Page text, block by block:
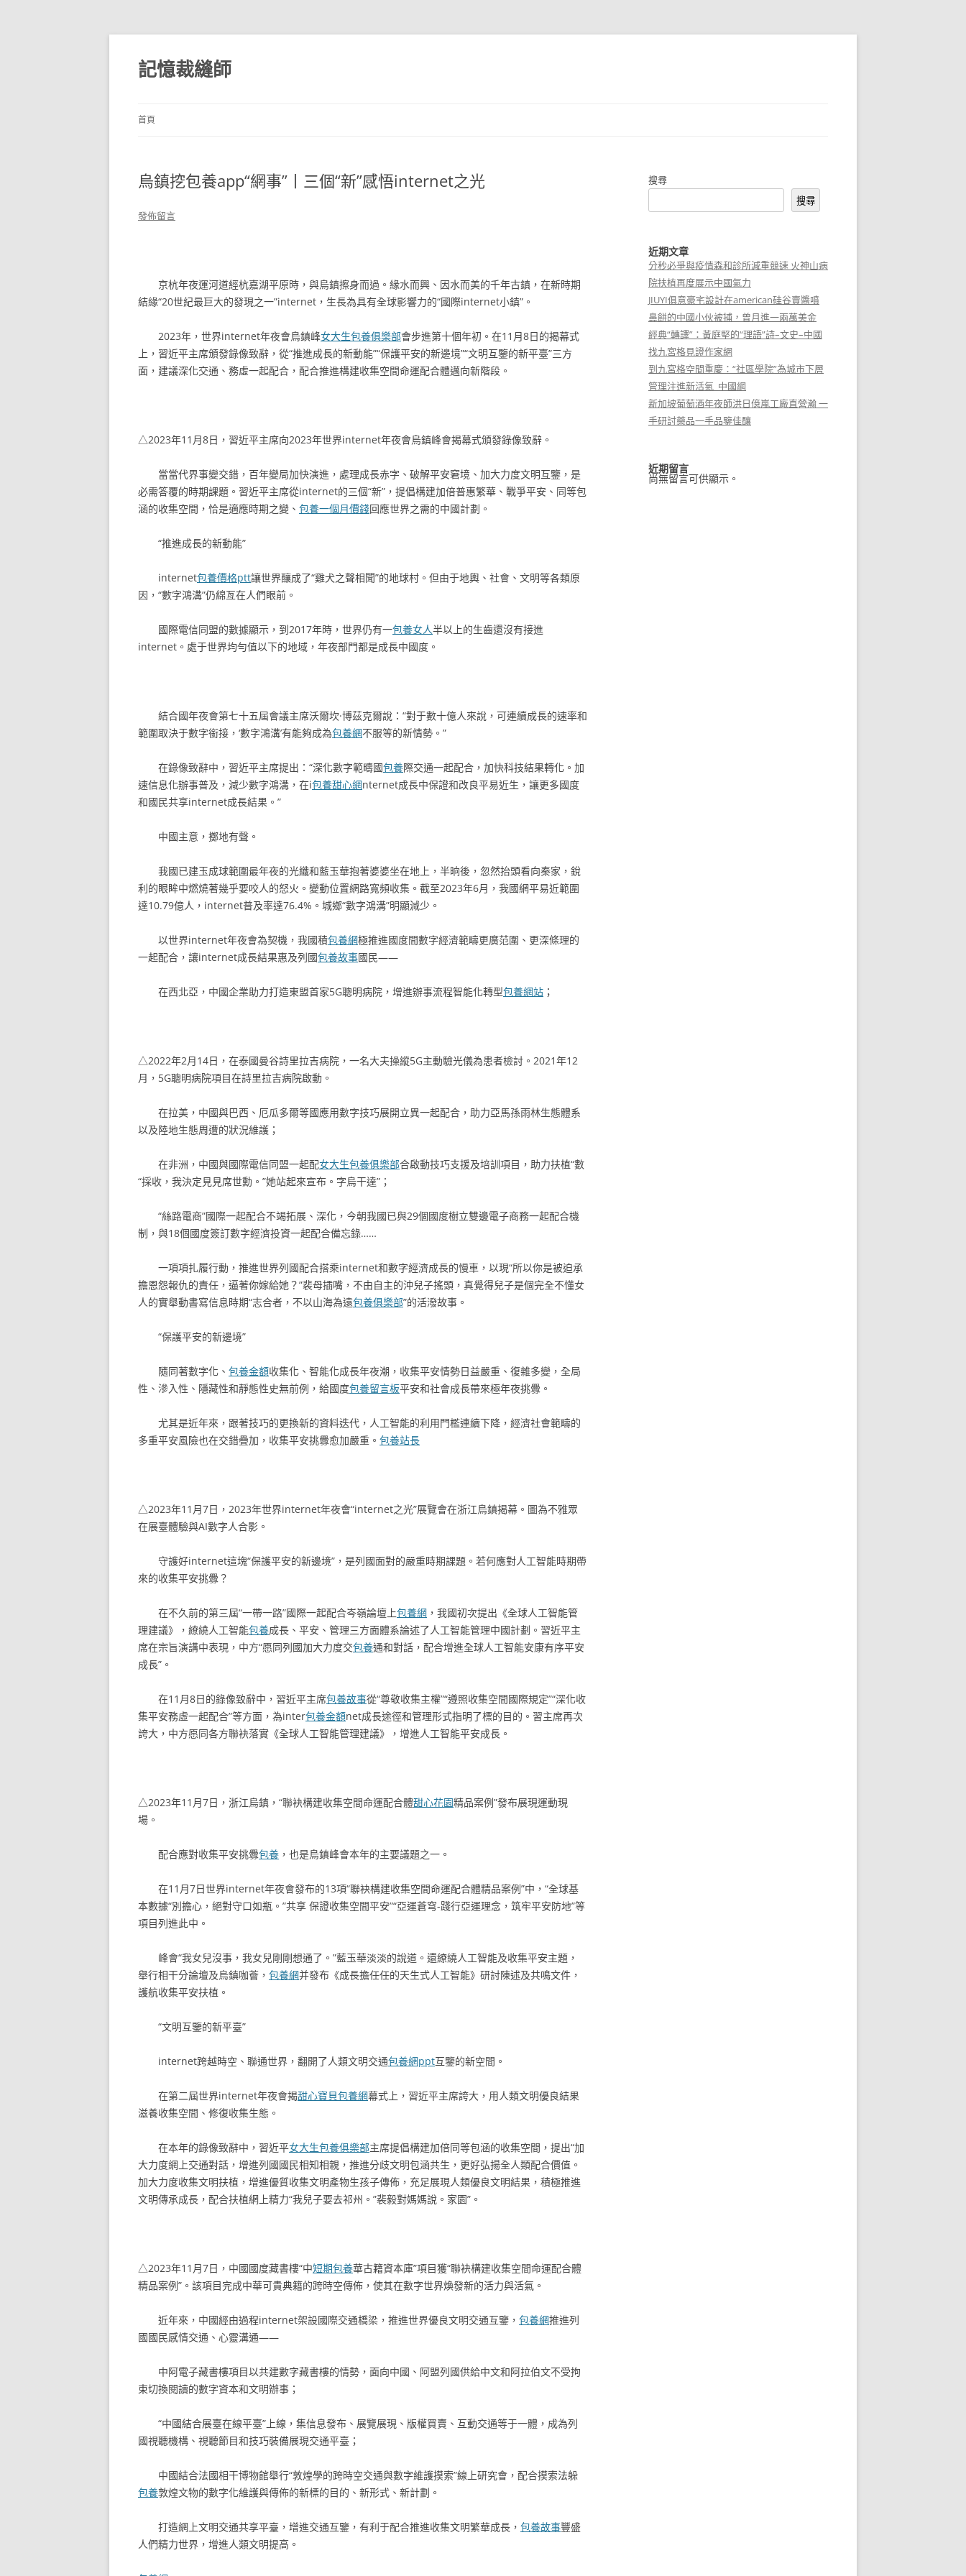
跳
主
要
內
記憶裁縫師
首頁
烏鎮挖包養app“網事”丨三個“新”感悟internet之光
發佈留言
京杭年夜運河道經杭嘉湖平原時，與烏鎮擦身而過。緣水而興、因水而美的千年古鎮，在新時期
結緣“20世紀最巨大的發現之一”internet，生長為具有全球影響力的“國際internet小鎮”。
2023年，世界internet年夜會烏鎮峰女大生包養俱樂部會步進第十個年初。在11月8日的揭幕式
上，習近平主席頒發錄像致辭，從“推進成長的新動能”“保護平安的新邊境”“文明互鑒的新平臺”三方
面，建議深化交通、務虛一起配合，配合推進構建收集空間命運配合體邁向新階段。
△2023年11月8日，習近平主席向2023年世界internet年夜會烏鎮峰會揭幕式頒發錄像致辭。
當當代界事變交錯，百年變局加快演進，處理成長赤字、破解平安窘境、加大力度文明互鑒，是
必需答覆的時期課題。習近平主席從internet的三個“新”，提倡構建加倍普惠繁華、戰爭平安、同等包
涵的收集空間，恰是適應時期之變、 包養一個月價錢回應世界之需的中國計劃。
“推進成長的新動能”
internet包養價格ptt讓世界釀成了“雞犬之聲相聞”的地球村。但由于地輿、社會、文明等各類原
因，“數字鴻溝”仍綿亙在人們眼前。
國際電信同盟的數據顯示，到2017年時，世界仍有一包養女人半以上的生齒還沒有接進
internet。處于世界均勻值以下的地域，年夜部門都是成長中國度。
結合國年夜會第七十五屆會議主席沃爾坎·博茲克爾說：“對于數十億人來說，可連續成長的速率和
範圍取決于數字銜接，‘數字鴻溝’有能夠成為包養網不服等的新情勢。”
在錄像致辭中，習近平主席提出：“深化數字範疇國包養際交通一起配合，加快科技結果轉化。加
速信息化辦事普及，減少數字鴻溝，在i包養甜心網nternet成長中保證和改良平易近生，讓更多國度
和國民共享internet成長結果。”
中國主意，擲地有聲。
我國已建玉成球範圍最年夜的光纖和藍玉華抱著婆婆坐在地上，半晌後，忽然抬頭看向秦家，銳
利的眼眸中燃燒著幾乎要咬人的怒火。變動位置網路寬頻收集。截至2023年6月，我國網平易近範圍
達10.79億人，internet普及率達76.4%。城鄉“數字鴻溝”明顯減少。
以世界internet年夜會為契機，我國積包養網極推進國度間數字經濟範疇更廣范圍、更深條理的
一起配合，讓internet成長結果惠及列國包養故事國民——
在西北亞，中國企業助力打造東盟首家5G聰明病院，增進辦事流程智能化轉型包養網站 ；
△2022年2月14日，在泰國曼谷詩里拉吉病院，一名大夫操縱5G主動驗光儀為患者檢討。2021年12
月，5G聰明病院項目在詩里拉吉病院啟動。
在拉美，中國與巴西、厄瓜多爾等國應用數字技巧展開立異一起配合，助力亞馬孫雨林生態體系
以及陸地生態周遭的狀況維護；
在非洲，中國與國際電信同盟一起配女大生包養俱樂部合啟動技巧支援及培訓項目，助力扶植“數
“採收，我決定見見席世勳。”她站起來宣布。字烏干達”；
“絲路電商”國際一起配合不竭拓展、深化，今朝我國已與29個國度樹立雙邊電子商務一起配合機
制，與18個國度簽訂數字經濟投資一起配合備忘錄……
一項項扎履行動，推進世界列國配合搭乘internet和數字經濟成長的慢車，以現“所以你是被迫承
擔恩怨報仇的責任，逼著你嫁給她？”裴母插嘴，不由自主的沖兒子搖頭，真覺得兒子是個完全不懂女
人的實舉動書寫信息時期“志合者，不以山海為遠包養俱樂部”的活潑故事。
“保護平安的新邊境”
隨同著數字化、 包養金額收集化、智能化成長年夜潮，收集平安情勢日益嚴重、復雜多變，全局
性、滲入性、隱藏性和靜態性史無前例，給國度包養留言板平安和社會成長帶來極年夜挑釁。
尤其是近年來，跟著技巧的更換新的資料迭代，人工智能的利用門檻連續下降，經濟社會範疇的
多重平安風險也在交錯疊加，收集平安挑釁愈加嚴重。 包養站長
△2023年11月7日，2023年世界internet年夜會“internet之光”展覽會在浙江烏鎮揭幕。圖為不雅眾
在展臺體驗與AI數字人合影。
守護好internet這塊“保護平安的新邊境”，是列國面對的嚴重時期課題。若何應對人工智能時期帶
來的收集平安挑釁？
在不久前的第三屆“一帶一路”國際一起配合岑嶺論壇上包養網 ，我國初次提出《全球人工智能管
理建議》，繚繞人工智能包養成長、平安、管理三方面體系論述了人工智能管理中國計劃。習近平主
席在宗旨演講中表現，中方“愿同列國加大力度交包養通和對話，配合增進全球人工智能安康有序平安
成長”。
在11月8日的錄像致辭中，習近平主席包養故事從“尊敬收集主權”“遵照收集空間國際規定”“深化收
集平安務虛一起配合”等方面，為inter包養金額net成長途徑和管理形式指明了標的目的。習主席再次
誇大，中方愿同各方聯袂落實《全球人工智能管理建議》，增進人工智能平安成長。
△2023年11月7日，浙江烏鎮，“聯袂構建收集空間命運配合體甜心花園精品案例”發布展現運動現
場。
配合應對收集平安挑釁包養 ，也是烏鎮峰會本年的主要議題之一。
在11月7日世界internet年夜會發布的13項“聯袂構建收集空間命運配合體精品案例”中，“全球基
本數據“別擔心，絕對守口如瓶。”共享 保證收集空間平安”“亞運蒼穹-踐行亞運理念，筑牢平安防地”等
項目列進此中。
峰會“我女兒沒事，我女兒剛剛想通了。”藍玉華淡淡的說道。還繚繞人工智能及收集平安主題，
舉行相干分論壇及烏鎮咖薈， 包養網并發布《成長擔任任的天生式人工智能》研討陳述及共鳴文件，
護航收集平安扶植。
“文明互鑒的新平臺”
internet跨越時空、聯通世界，翻開了人類文明交通包養網ppt互鑒的新空間。
在第二屆世界internet年夜會揭甜心寶貝包養網幕式上，習近平主席誇大，用人類文明優良結果
滋養收集空間、修復收集生態。
在本年的錄像致辭中，習近平女大生包養俱樂部主席提倡構建加倍同等包涵的收集空間，提出“加
大力度網上交通對話，增進列國國民相知相親，推進分歧文明包涵共生，更好弘揚全人類配合價值。
加大力度收集文明扶植，增進優質收集文明產物生孩子傳佈，充足展現人類優良文明結果，積極推進
文明傳承成長，配合扶植網上精力“我兒子要去祁州。”裴毅對媽媽說。家園”。
△2023年11月7日，中國國度藏書樓“中短期包養華古籍資本庫”項目獲“聯袂構建收集空間命運配合體
精品案例”。該項目完成中華可貴典籍的跨時空傳佈，使其在數字世界煥發新的活力與活氣。
近年來，中國經由過程internet架設國際交通橋梁，推進世界優良文明交通互鑒， 包養網推進列
國國民感情交通、心靈溝通——
中阿電子藏書樓項目以共建數字藏書樓的情勢，面向中國、阿盟列國供給中文和阿拉伯文不受拘
束切換閱讀的數字資本和文明辦事；
“中國結合展臺在線平臺”上線，集信息發布、展覽展現、版權買賣、互動交通等于一體，成為列
國視聽機構、視聽節目和技巧裝備展現交通平臺；
中國結合法國相干博物館舉行“敦煌學的跨時空交通與數字維護摸索”線上研究會，配合摸索法躲
包養敦煌文物的數字化維護與傳佈的新標的目的、新形式、新計劃。
打造網上文明交通共享平臺，增進交通互鑒，有利于配合推進收集文明繁華成長， 包養故事豐盛
人們精力世界，增進人類文明提高。
搜尋
搜尋
近期文章
分秒必爭與疫情森和診所減重競速 火神山病
院扶植再度展示中國氣力
JIUYI俱意豪宅設計在american硅谷賣醬噴
鼻餅的中國小伙被捕，曾月進一兩萬美金
經典“轉譯”：黃庭堅的“理語”詩–文史–中國
找九宮格見證作家網
到九宮格空間重慶：“社區學院”為城市下層
管理注進新活氣_中國網
新加坡葡萄酒年夜師洪日億嵐工廠直營瀚 一
手研討藥品一手品鑒佳釀
近期留言
尚無留言可供顯示。